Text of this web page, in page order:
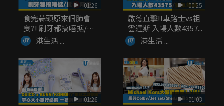
01:26
食完蒜頭原來個肺會
臭?! 刷牙都搞唔掂/
食...
港生活 ...
00:25
啟德直擊!!車路士vs祖
雲達斯 入場人數4357...
港生活 ...
01:26 01:03